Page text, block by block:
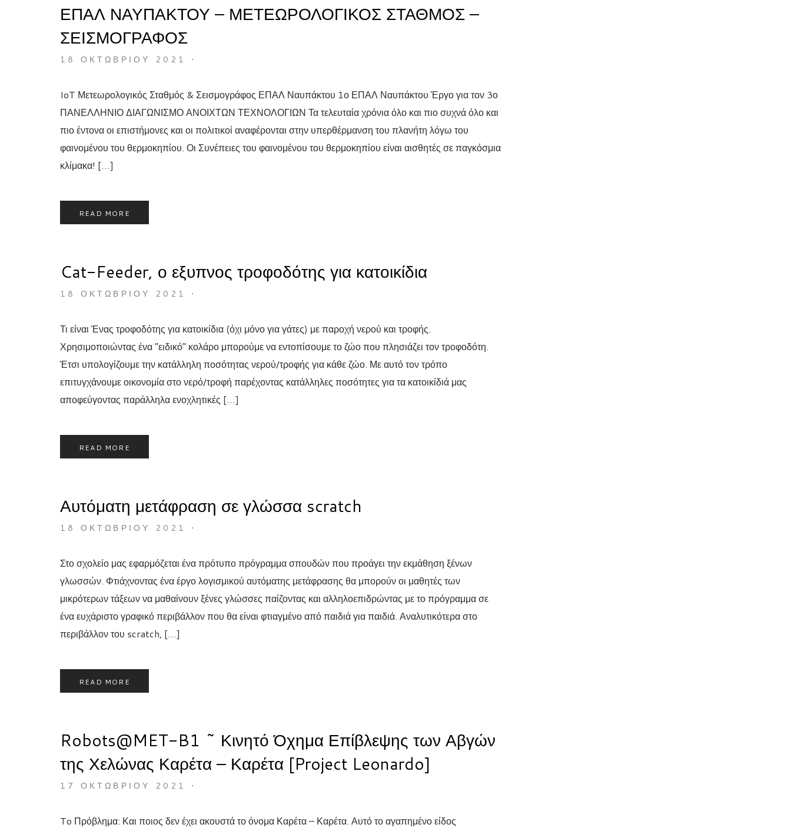
ΕΠΑΛ ΝΑΥΠΑΚΤΟΥ – ΜΕΤΕΩΡΟΛΟΓΙΚΟΣ ΣΤΑΘΜΟΣ –
ΣΕΙΣΜΟΓΡΑΦΟΣ
18 ΟΚΤΩΒΡΊΟΥ 2021 •
IoT Μετεωρολογικός Σταθμός & Σεισμογράφος ΕΠΑΛ Ναυπάκτου 1ο ΕΠΑΛ Ναυπάκτου Έργο για τον 3ο
ΠΑΝΕΛΛΗΝΙΟ ΔΙΑΓΩΝΙΣΜΟ ΑΝΟΙΧΤΩΝ ΤΕΧΝΟΛΟΓΙΩΝ Τα τελευταία χρόνια όλο και πιο συχνά όλο και
πιο έντονα οι επιστήμονες και οι πολιτικοί αναφέρονται στην υπερθέρμανση του πλανήτη λόγω του
φαινομένου του θερμοκηπίου. Οι Συνέπειες του φαινομένου του θερμοκηπίου είναι αισθητές σε παγκόσμια
κλίμακα! […]
READ MORE
Cat-Feeder, ο εξυπνος τροφοδότης για κατοικίδια
18 ΟΚΤΩΒΡΊΟΥ 2021 •
Τι είναι Ένας τροφοδότης για κατοικίδια (όχι μόνο για γάτες) με παροχή νερού και τροφής.
Χρησιμοποιώντας ένα “ειδικό” κολάρο μπορούμε να εντοπίσουμε το ζώο που πλησιάζει τον τροφοδότη.
Έτσι υπολογίζουμε την κατάλληλη ποσότητας νερού/τροφής για κάθε ζώο. Με αυτό τον τρόπο
επιτυγχάνουμε οικονομία στο νερό/τροφή παρέχοντας κατάλληλες ποσότητες για τα κατοικίδιά μας
αποφεύγοντας παράλληλα ενοχλητικές […]
READ MORE
Αυτόματη μετάφραση σε γλώσσα scratch
18 ΟΚΤΩΒΡΊΟΥ 2021 •
Στο σχολείο μας εφαρμόζεται ένα πρότυπο πρόγραμμα σπουδών που προάγει την εκμάθηση ξένων
γλωσσών. Φτιάχνοντας ένα έργο λογισμικού αυτόματης μετάφρασης θα μπορούν οι μαθητές των
μικρότερων τάξεων να μαθαίνουν ξένες γλώσσες παίζοντας και αλληλοεπιδρώντας με το πρόγραμμα σε
ένα ευχάριστο γραφικό περιβάλλον που θα είναι φτιαγμένο από παιδιά για παιδιά. Αναλυτικότερα στο
περιβάλλον του scratch, […]
READ MORE
Robots@MET-B1 ~ Κινητό Όχημα Επίβλεψης των Αβγών
της Χελώνας Καρέτα – Καρέτα [Project Leonardo]
17 ΟΚΤΩΒΡΊΟΥ 2021 •
To Πρόβλημα: Και ποιος δεν έχει ακουστά το όνομα Καρέτα – Καρέτα. Αυτό το αγαπημένο είδος